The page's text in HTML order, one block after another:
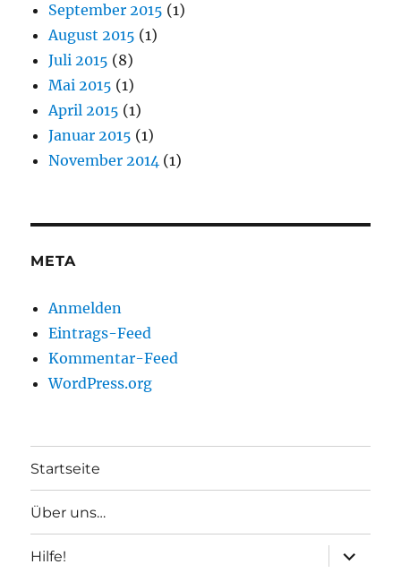
September 2015 (1)
August 2015 (1)
Juli 2015 (8)
Mai 2015 (1)
April 2015 (1)
Januar 2015 (1)
November 2014 (1)
META
Anmelden
Eintrags-Feed
Kommentar-Feed
WordPress.org
Startseite
Über uns…
Hilfe!
anzeigen